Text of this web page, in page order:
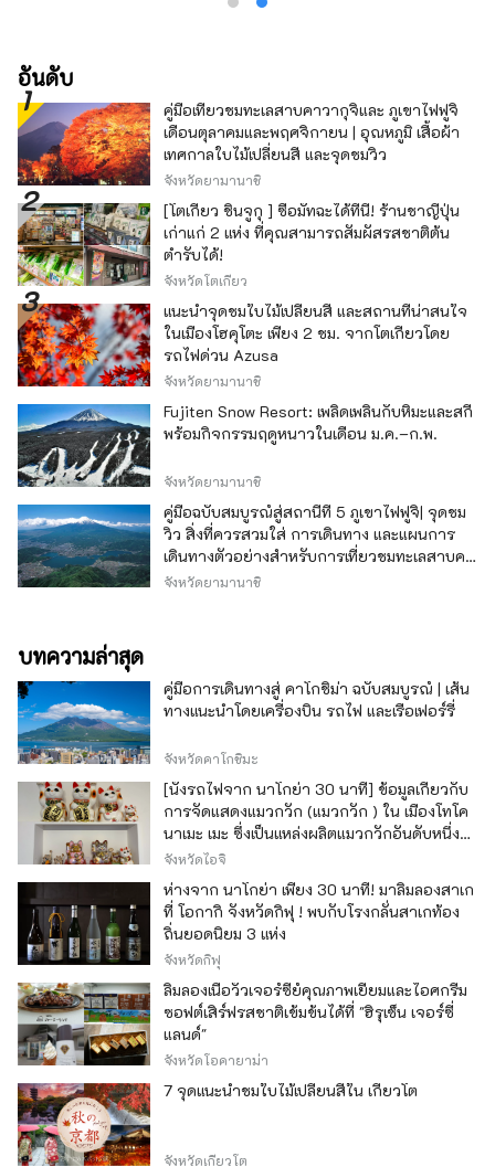
อันดับ
คู่มือเที่ยวชมทะเลสาบคาวากุจิและ ภูเขาไฟฟูจิ
เดือนตุลาคมและพฤศจิกายน | อุณหภูมิ เสื้อผ้า
เทศกาลใบไม้เปลี่ยนสี และจุดชมวิว
จังหวัดยามานาชิ
[โตเกียว ชินจูกุ ] ซื้อมัทฉะได้ที่นี่! ร้านชาญี่ปุ่น
เก่าแก่ 2 แห่ง ที่คุณสามารถสัมผัสรสชาติต้น
ตำรับได้!
จังหวัดโตเกียว
แนะนำจุดชมใบไม้เปลี่ยนสี และสถานที่น่าสนใจ
ในเมืองโฮคุโตะ เพียง 2 ชม. จากโตเกียวโดย
รถไฟด่วน Azusa
จังหวัดยามานาชิ
Fujiten Snow Resort: เพลิดเพลินกับหิมะและสกี
พร้อมกิจกรรมฤดูหนาวในเดือน ม.ค.–ก.พ.
จังหวัดยามานาชิ
คู่มือฉบับสมบูรณ์สู่สถานีที่ 5 ภูเขาไฟฟูจิ| จุดชม
วิว สิ่งที่ควรสวมใส่ การเดินทาง และแผนการ
เดินทางตัวอย่างสำหรับการเที่ยวชมทะเลสาบคา
วากุจิ
จังหวัดยามานาชิ
บทความล่าสุด
คู่มือการเดินทางสู่ คาโกชิม่า ฉบับสมบูรณ์ | เส้น
ทางแนะนำโดยเครื่องบิน รถไฟ และเรือเฟอร์รี่
จังหวัดคาโกชิมะ
[นั่งรถไฟจาก นาโกย่า 30 นาที] ข้อมูลเกี่ยวกับ
การจัดแสดงแมวกวัก (แมวกวัก ) ใน เมืองโทโค
นาเมะ เมะ ซึ่งเป็นแหล่งผลิตแมวกวักอันดับหนึ่ง
ของญี่ปุ่น
จังหวัดไอจิ
ห่างจาก นาโกย่า เพียง 30 นาที! มาลิ้มลองสาเก
ที่ โอกากิ จังหวัดกิฟุ ! พบกับโรงกลั่นสาเกท้อง
ถิ่นยอดนิยม 3 แห่ง
จังหวัดกิฟุ
ลิ้มลองเนื้อวัวเจอร์ซีย์คุณภาพเยี่ยมและไอศกรีม
ซอฟต์เสิร์ฟรสชาติเข้มข้นได้ที่ "ฮิรุเซ็น เจอร์ซี่
แลนด์"
จังหวัดโอคายาม่า
7 จุดแนะนำชมใบไม้เปลี่ยนสีใน เกียวโต
จังหวัดเกียวโต